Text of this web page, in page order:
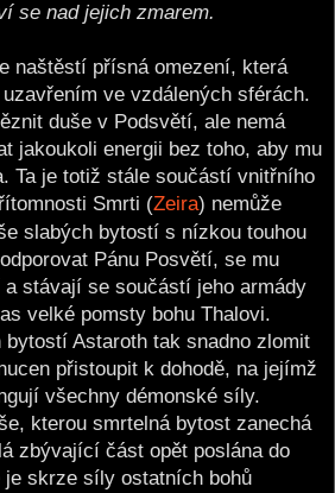
se nad jejich zmarem.
naštěstí přísná omezení, která
ve vzdálených sférách.
duše v Podsvětí, ale nemá
jakoukoli energii bez toho, aby mu
Ta je totiž stále součástí vnitřního
Smrti (Zeira) nemůže
slabých bytostí s nízkou touhou
Pánu Posvětí, se mu
stávají se součástí jeho armády
velké pomsty bohu Thalovi.
bytostí Astaroth tak snadno zlomit
přistoupit k dohodě, na jejímž
všechny démonské síly.
kterou smrtelná bytost zanechá
zbývající část opět poslána do
skrze síly ostatních bohů